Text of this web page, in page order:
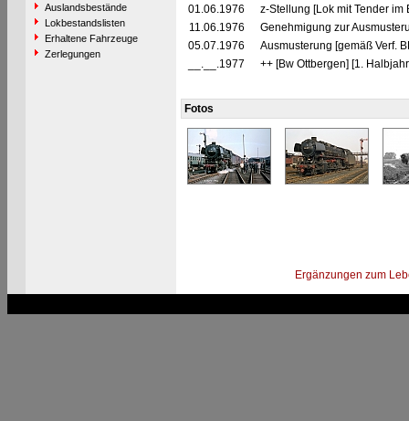
Auslandsbestände
Lokbestandslisten
Erhaltene Fahrzeuge
Zerlegungen
01.06.1976
z-Stellung [Lok mit Tender im
11.06.1976
Genehmigung zur
05.07.1976
Ausmusterung [gemäß Verf.
__.__.1977
++ [Bw Ottbergen] [1.
Fotos
Ergänzungen zum